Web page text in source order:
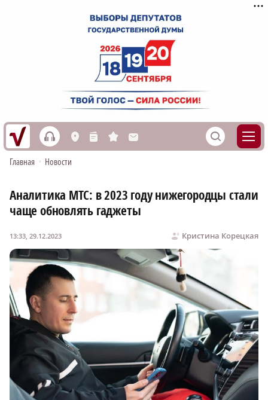
h L n s M S
Главная • Новости
Аналитика МТС: в 2023 году нижегородцы стали
чаще обновлять гаджеты
Кристина Корецкая
13:33, 29.12.2023